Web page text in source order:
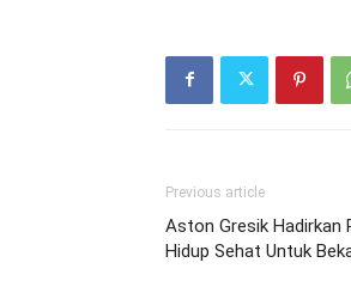
Previous article
Aston Gresik Hadirkan
Hidup Sehat Untuk